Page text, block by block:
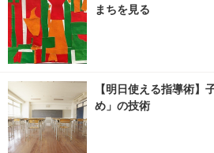
まちを見る
【明日使える指導術】
め」の技術